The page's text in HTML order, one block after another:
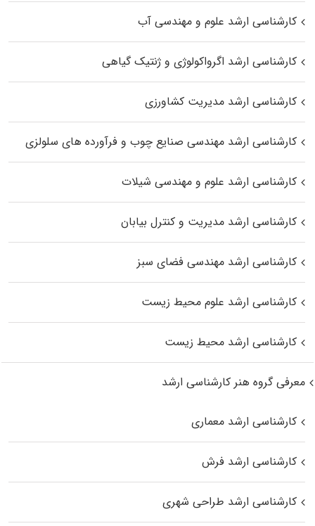
کارشناسی ارشد علوم و مهندسی آب
کارشناسی ارشد اگرواکولوژی و ژنتیک گیاهی
کارشناسی ارشد مدیریت کشاورزی
کارشناسی ارشد مهندسی صنایع چوب و فرآورده‌ های سلولزی
کارشناسی ارشد علوم و مهندسی شیلات
کارشناسی ارشد مدیریت و کنترل بیابان
کارشناسی ارشد مهندسی فضای سبز
کارشناسی ارشد علوم محیط‌ زیست
کارشناسی ارشد محیط زیست
معرفی گروه هنر کارشناسی ارشد
کارشناسی ارشد معماری
کارشناسی ارشد فرش
کارشناسی ارشد طراحی شهری